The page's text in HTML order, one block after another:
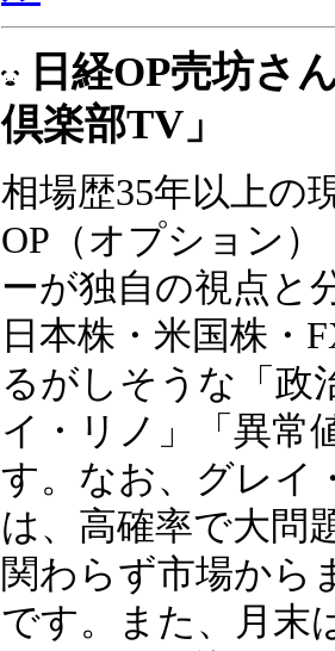
でポジションが入
が加わりました。
たい方にもピッタ
▼ イザナミ+売買
ル
日経OP売坊さ
倶楽部TV」
相場歴35年以上の
OP（オプション
ーが独自の視点と
日本株・米国株・
るがしそうな「政